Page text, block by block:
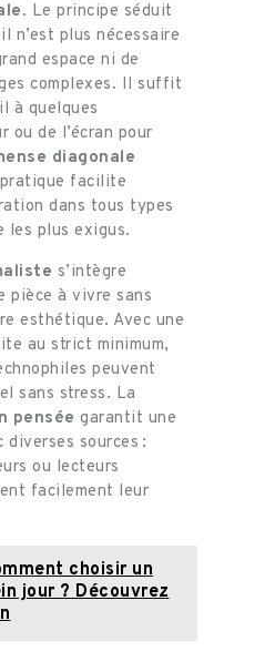
. Le principe séduit
n’est plus nécessaire
espace ni de
complexes. Il suffit
à quelques
ou de l’écran pour
diagonale
facilite
dans tous types
les plus exigus.
s’intègre
pièce à vivre sans
esthétique. Avec une
au strict minimum,
peuvent
sans stress. La
pensée garantit une
sources :
ou lecteurs
facilement leur
choisir un
jour ? Découvrez